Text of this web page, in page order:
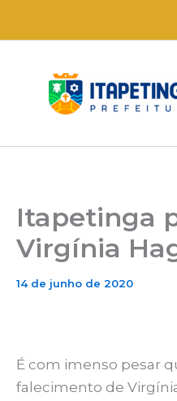
conteúdo
Itapetinga
Virgínia
14 de junho de 2020
É com imenso pesar
falecimento de